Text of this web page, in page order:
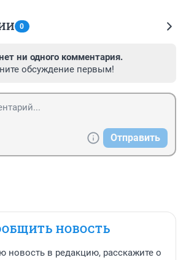
0
ни одного комментария.
обсуждение первым!
Отправить
НОВОСТЬ
новость в редакцию, расскажите о